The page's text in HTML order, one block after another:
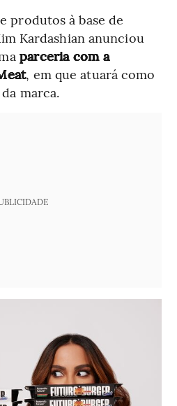
produtos à base de
Kardashian anunciou
parceria com a
, em que atuará como
marca.